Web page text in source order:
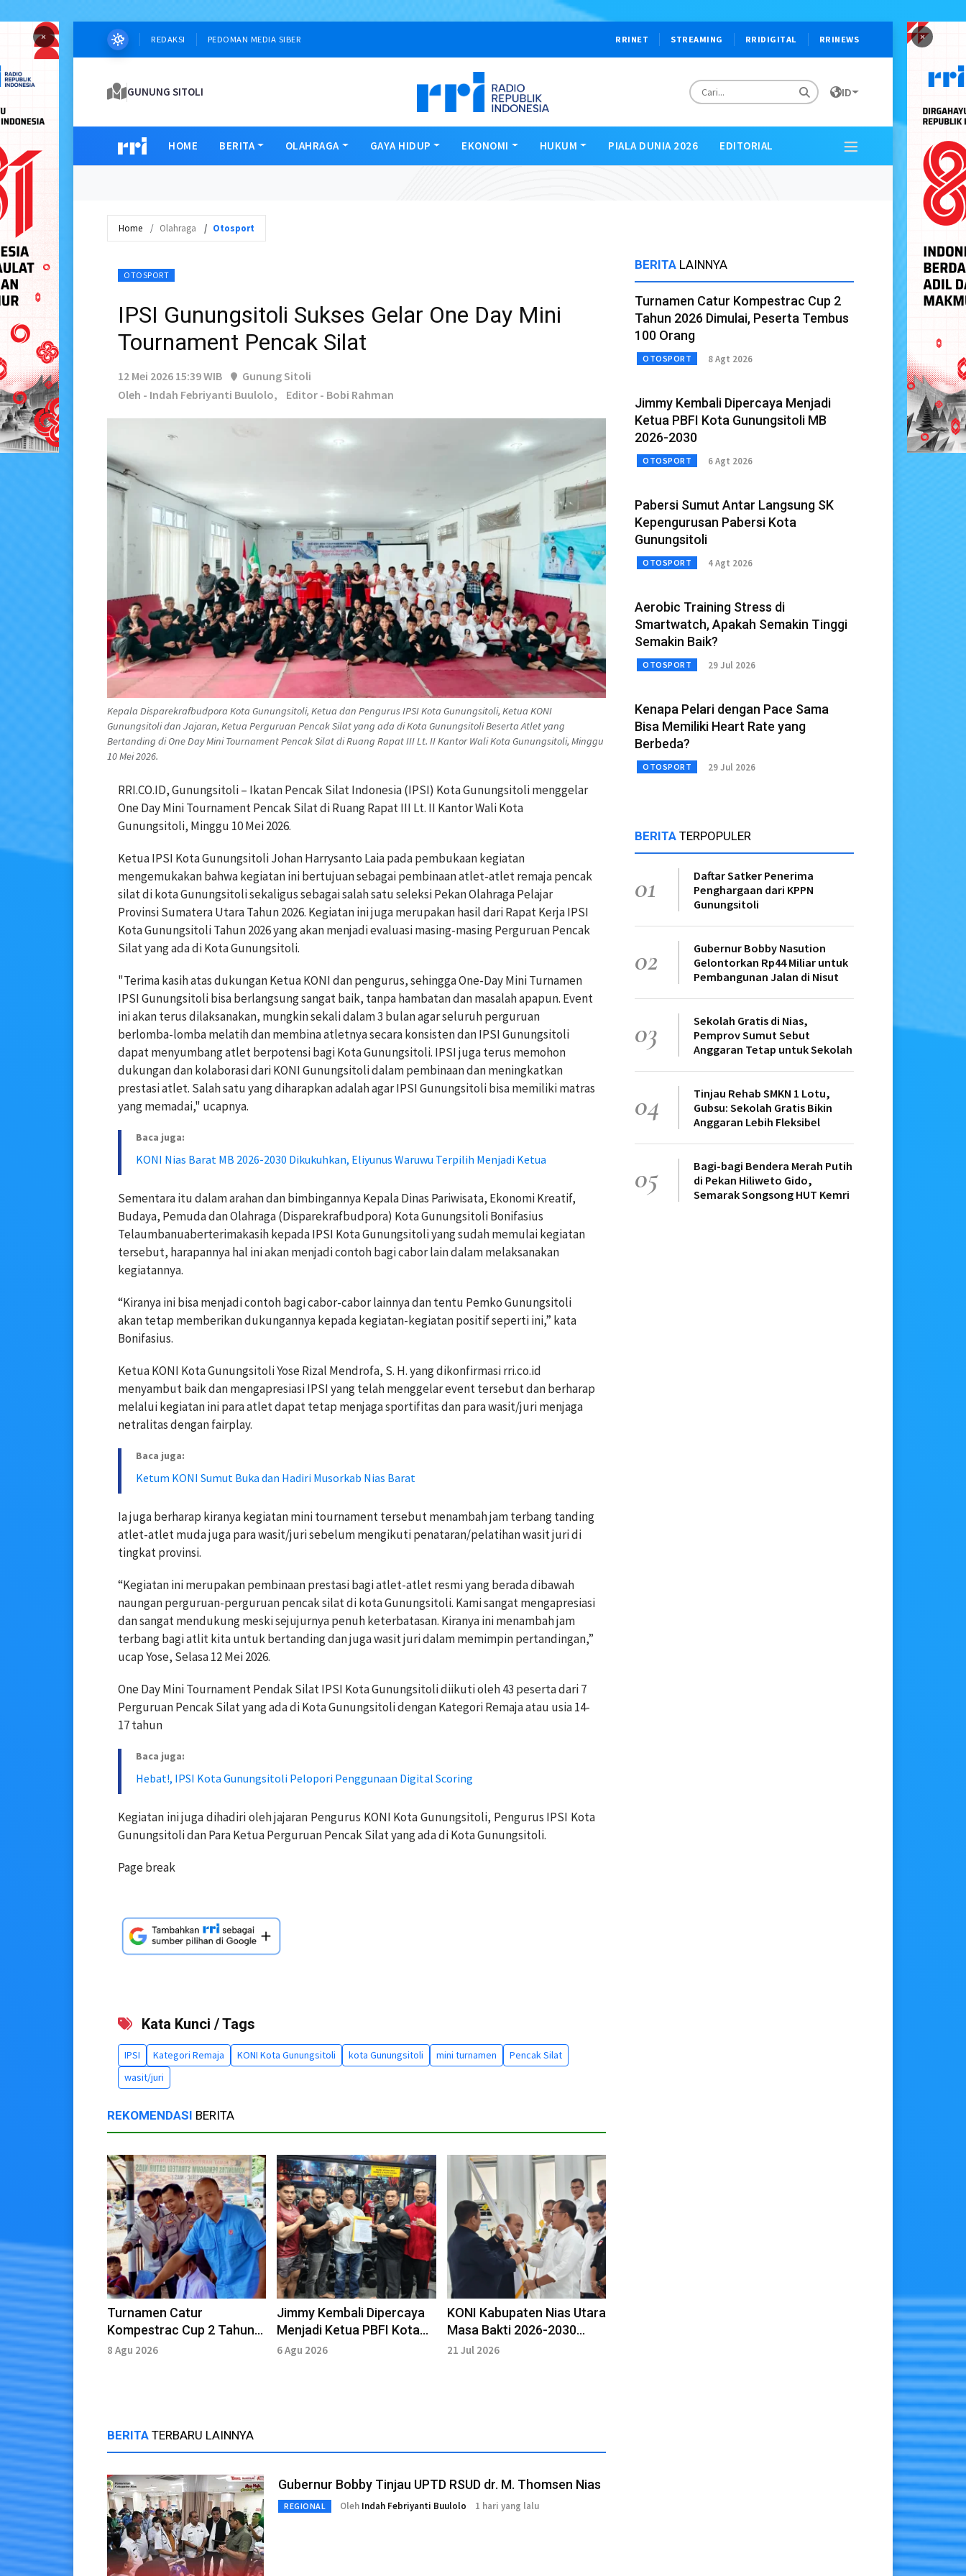
× ×
REDAKSI PEDOMAN MEDIA SIBER RRINET STREAMING RRIDIGITAL RRINEWS
GUNUNG SITOLI ID
HOME BERITA OLAHRAGA GAYA HIDUP EKONOMI HUKUM PIALA DUNIA 2026 EDITORIAL
Home Olahraga Otosport
OTOSPORT
IPSI Gunungsitoli Sukses Gelar One Day Mini
Tournament Pencak Silat
12 Mei 2026 15:39 WIB
Gunung Sitoli
Oleh - Indah Febriyanti Buulolo,
Editor - Bobi Rahman
Kepala Disparekrafbudpora Kota Gunungsitoli, Ketua dan Pengurus IPSI Kota Gunungsitoli, Ketua KONI
Gunungsitoli dan Jajaran, Ketua Perguruan Pencak Silat yang ada di Kota Gunungsitoli Beserta Atlet yang
Bertanding di One Day Mini Tournament Pencak Silat di Ruang Rapat III Lt. II Kantor Wali Kota Gunungsitoli, Minggu
10 Mei 2026.
RRI.CO.ID, Gunungsitoli – Ikatan Pencak Silat Indonesia (IPSI) Kota Gunungsitoli menggelar
One Day Mini Tournament Pencak Silat di Ruang Rapat III Lt. II Kantor Wali Kota
Gunungsitoli, Minggu 10 Mei 2026.
Ketua IPSI Kota Gunungsitoli Johan Harrysanto Laia pada pembukaan kegiatan
mengemukakan bahwa kegiatan ini bertujuan sebagai pembinaan atlet-atlet remaja pencak
silat di kota Gunungsitoli sekaligus sebagai salah satu seleksi Pekan Olahraga Pelajar
Provinsi Sumatera Utara Tahun 2026. Kegiatan ini juga merupakan hasil dari Rapat Kerja IPSI
Kota Gunungsitoli Tahun 2026 yang akan menjadi evaluasi masing-masing Perguruan Pencak
Silat yang ada di Kota Gunungsitoli.
"Terima kasih atas dukungan Ketua KONI dan pengurus, sehingga One-Day Mini Turnamen
IPSI Gunungsitoli bisa berlangsung sangat baik, tanpa hambatan dan masalah apapun. Event
ini akan terus dilaksanakan, mungkin sekali dalam 3 bulan agar seluruh perguruan
berlomba-lomba melatih dan membina atletnya secara konsisten dan IPSI Gunungsitoli
dapat menyumbang atlet berpotensi bagi Kota Gunungsitoli. IPSI juga terus memohon
dukungan dan kolaborasi dari KONI Gunungsitoli dalam pembinaan dan meningkatkan
prestasi atlet. Salah satu yang diharapkan adalah agar IPSI Gunungsitoli bisa memiliki matras
yang memadai," ucapnya.
Baca juga:
KONI Nias Barat MB 2026-2030 Dikukuhkan, Eliyunus Waruwu Terpilih Menjadi Ketua
Sementara itu dalam arahan dan bimbingannya Kepala Dinas Pariwisata, Ekonomi Kreatif,
Budaya, Pemuda dan Olahraga (Disparekrafbudpora) Kota Gunungsitoli Bonifasius
Telaumbanuaberterimakasih kepada IPSI Kota Gunungsitoli yang sudah memulai kegiatan
tersebut, harapannya hal ini akan menjadi contoh bagi cabor lain dalam melaksanakan
kegiatannya.
“Kiranya ini bisa menjadi contoh bagi cabor-cabor lainnya dan tentu Pemko Gunungsitoli
akan tetap memberikan dukungannya kepada kegiatan-kegiatan positif seperti ini,” kata
Bonifasius.
Ketua KONI Kota Gunungsitoli Yose Rizal Mendrofa, S. H. yang dikonfirmasi rri.co.id
menyambut baik dan mengapresiasi IPSI yang telah menggelar event tersebut dan berharap
melalui kegiatan ini para atlet dapat tetap menjaga sportifitas dan para wasit/juri menjaga
netralitas dengan fairplay.
Baca juga:
Ketum KONI Sumut Buka dan Hadiri Musorkab Nias Barat
Ia juga berharap kiranya kegiatan mini tournament tersebut menambah jam terbang tanding
atlet-atlet muda juga para wasit/juri sebelum mengikuti penataran/pelatihan wasit juri di
tingkat provinsi.
“Kegiatan ini merupakan pembinaan prestasi bagi atlet-atlet resmi yang berada dibawah
naungan perguruan-perguruan pencak silat di kota Gunungsitoli. Kami sangat mengapresiasi
dan sangat mendukung meski sejujurnya penuh keterbatasan. Kiranya ini menambah jam
terbang bagi atlit kita untuk bertanding dan juga wasit juri dalam memimpin pertandingan,”
ucap Yose, Selasa 12 Mei 2026.
One Day Mini Tournament Pendak Silat IPSI Kota Gunungsitoli diikuti oleh 43 peserta dari 7
Perguruan Pencak Silat yang ada di Kota Gunungsitoli dengan Kategori Remaja atau usia 14-
17 tahun
Baca juga:
Hebat!, IPSI Kota Gunungsitoli Pelopori Penggunaan Digital Scoring
Kegiatan ini juga dihadiri oleh jajaran Pengurus KONI Kota Gunungsitoli, Pengurus IPSI Kota
Gunungsitoli dan Para Ketua Perguruan Pencak Silat yang ada di Kota Gunungsitoli.
Page break
Kata Kunci / Tags
IPSI Kategori Remaja KONI Kota Gunungsitoli kota Gunungsitoli mini turnamen
Pencak Silat
wasit/juri
REKOMENDASI BERITA
Turnamen Catur
Kompestrac Cup 2 Tahun
2026 Dimulai, Peserta
8 Agu 2026
Jimmy Kembali Dipercaya
Menjadi Ketua PBFI Kota
Gunungsitoli MB 2026-
6 Agu 2026
KONI Kabupaten Nias Utara
Masa Bakti 2026-2030
Dikukuhkan
21 Jul 2026
BERITA TERBARU LAINNYA
Gubernur Bobby Tinjau UPTD RSUD dr. M. Thomsen Nias
REGIONAL Oleh Indah Febriyanti Buulolo 1 hari yang lalu
BERITA LAINNYA
Turnamen Catur Kompestrac Cup 2
Tahun 2026 Dimulai, Peserta Tembus
100 Orang
OTOSPORT 8 Agt 2026
Jimmy Kembali Dipercaya Menjadi
Ketua PBFI Kota Gunungsitoli MB
2026-2030
OTOSPORT 6 Agt 2026
Pabersi Sumut Antar Langsung SK
Kepengurusan Pabersi Kota
Gunungsitoli
OTOSPORT 4 Agt 2026
Aerobic Training Stress di
Smartwatch, Apakah Semakin Tinggi
Semakin Baik?
OTOSPORT 29 Jul 2026
Kenapa Pelari dengan Pace Sama
Bisa Memiliki Heart Rate yang
Berbeda?
OTOSPORT 29 Jul 2026
BERITA TERPOPULER
01
Daftar Satker Penerima
Penghargaan dari KPPN
Gunungsitoli
02
Gubernur Bobby Nasution
Gelontorkan Rp44 Miliar untuk
Pembangunan Jalan di Nisut
03
Sekolah Gratis di Nias,
Pemprov Sumut Sebut
Anggaran Tetap untuk Sekolah
04
Tinjau Rehab SMKN 1 Lotu,
Gubsu: Sekolah Gratis Bikin
Anggaran Lebih Fleksibel
05
Bagi-bagi Bendera Merah Putih
di Pekan Hiliweto Gido,
Semarak Songsong HUT Kemri